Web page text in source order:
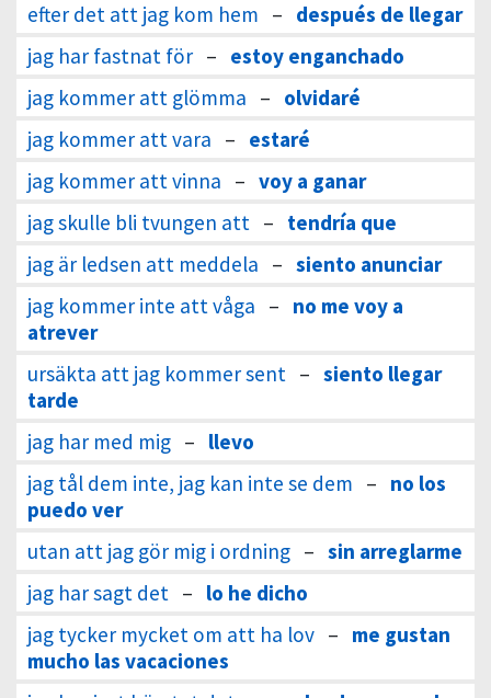
efter det att jag kom hem – después de llegar
jag har fastnat för – estoy enganchado
jag kommer att glömma – olvidaré
jag kommer att vara – estaré
jag kommer att vinna – voy a ganar
jag skulle bli tvungen att – tendría que
jag är ledsen att meddela – siento anunciar
jag kommer inte att våga – no me voy a
atrever
ursäkta att jag kommer sent – siento llegar
tarde
jag har med mig – llevo
jag tål dem inte, jag kan inte se dem – no los
puedo ver
utan att jag gör mig i ordning – sin arreglarme
jag har sagt det – lo he dicho
jag tycker mycket om att ha lov – me gustan
mucho las vacaciones